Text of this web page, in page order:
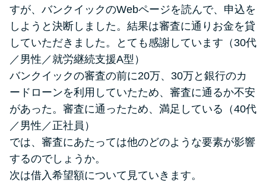
すが、バンクイックのWebページを読んで、申込を
しようと決断しました。結果は審査に通りお金を貸
していただきました。とても感謝しています（30代
／男性／就労継続支援A型）
バンクイックの審査の前に20万、30万と銀行のカ
ードローンを利用していたため、審査に通るか不安
があった。審査に通ったため、満足している（40代
／男性／正社員）
では、審査にあたっては他のどのような要素が影響
するのでしょうか。
次は借入希望額について見ていきます。